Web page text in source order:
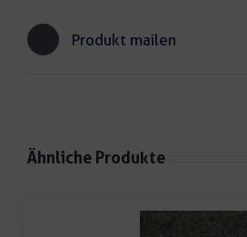
Produkt mailen
Ähnliche Produkte